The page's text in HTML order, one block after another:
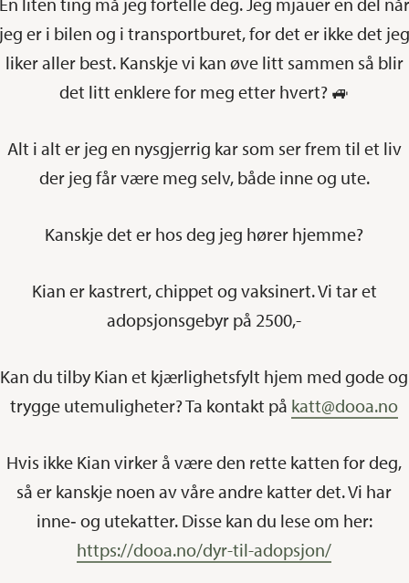
er i bilen og i transportburet, for det er ikke det jeg
liker aller best. Kanskje vi kan øve litt sammen så blir
det litt enklere for meg etter hvert? 🚙
Alt i alt er jeg en nysgjerrig kar som ser frem til et liv
der jeg får være meg selv, både inne og ute.
Kanskje det er hos deg jeg hører hjemme?
Kian er kastrert, chippet og vaksinert. Vi tar et
adopsjonsgebyr på 2500,-
Kan du tilby Kian et kjærlighetsfylt hjem med gode og
trygge utemuligheter? Ta kontakt på katt@dooa.no
Hvis ikke Kian virker å være den rette katten for deg,
så er kanskje noen av våre andre katter det. Vi har
inne‑ og utekatter. Disse kan du lese om her:
https://dooa.no/dyr-til-adopsjon/